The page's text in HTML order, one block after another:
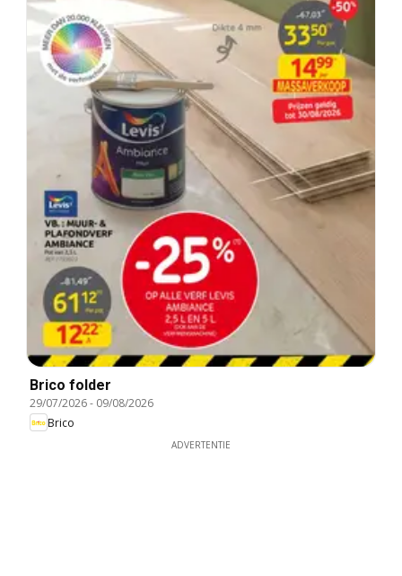
Brico folder
29/07/2026- 09/08/2026
Brico
ADVERTENTIE